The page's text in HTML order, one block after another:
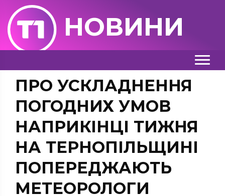
НОВИНИ
ПРО УСКЛАДНЕННЯ
ПОГОДНИХ УМОВ
НАПРИКІНЦІ ТИЖНЯ
НА ТЕРНОПІЛЬЩИНІ
ПОПЕРЕДЖАЮТЬ
МЕТЕОРОЛОГИ